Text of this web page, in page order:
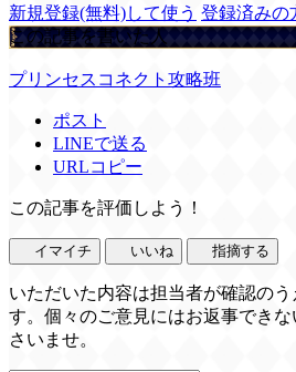
新規登録(無料)して使う 登録済みの
この記事を書いた人
プリンセスコネクト攻略班
ポスト
LINEで送る
URLコピー
この記事を評価しよう！
イマイチ いいね 指摘する
いただいた内容は担当者が確認の
す。個々のご意見にはお返事でき
さいませ。